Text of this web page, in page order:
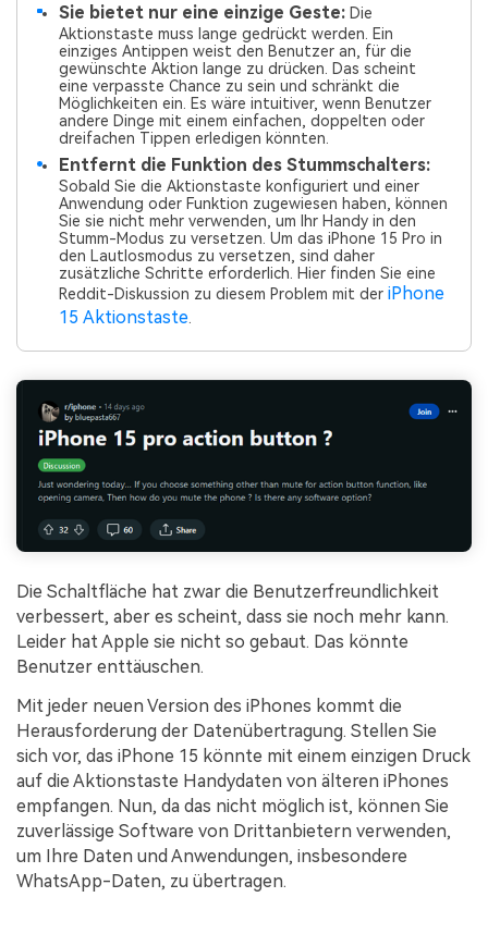
Sie bietet nur eine einzige Geste: Die
Aktionstaste muss lange gedrückt werden. Ein
einziges Antippen weist den Benutzer an, für die
gewünschte Aktion lange zu drücken. Das scheint
eine verpasste Chance zu sein und schränkt die
Möglichkeiten ein. Es wäre intuitiver, wenn Benutzer
andere Dinge mit einem einfachen, doppelten oder
dreifachen Tippen erledigen könnten.
Entfernt die Funktion des Stummschalters:
Sobald Sie die Aktionstaste konfiguriert und einer
Anwendung oder Funktion zugewiesen haben, können
Sie sie nicht mehr verwenden, um Ihr Handy in den
Stumm-Modus zu versetzen. Um das iPhone 15 Pro in
den Lautlosmodus zu versetzen, sind daher
zusätzliche Schritte erforderlich. Hier finden Sie eine
Reddit-Diskussion zu diesem Problem mit deriPhone
15 Aktionstaste
Die Schaltfläche hat zwar die Benutzerfreundlichkeit
verbessert, aber es scheint, dass sie noch mehr kann.
Leider hat Apple sie nicht so gebaut. Das könnte
Benutzer enttäuschen.
Mit jeder neuen Version des iPhones kommt die
Herausforderung der Datenübertragung. Stellen Sie
sich vor, das iPhone 15 könnte mit einem einzigen Druck
auf die Aktionstaste Handydaten von älteren iPhones
empfangen. Nun, da das nicht möglich ist, können Sie
zuverlässige Software von Drittanbietern verwenden,
um Ihre Daten und Anwendungen, insbesondere
WhatsApp-Daten, zu übertragen.